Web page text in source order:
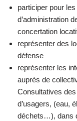
participer pour
d’administration
concertation
représenter des
défense
représenter les
auprès de
Consultatives
d’usagers, (eau,
déchets…), dans